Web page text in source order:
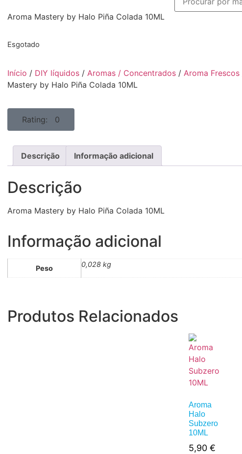
Aroma Mastery by Halo Piña Colada 10ML
Esgotado
Início / DIY líquidos / Aromas / Concentrados / Aroma Frescos
Mastery by Halo Piña Colada 10ML
Rating: 0
Descrição Informação adicional
Descrição
Aroma Mastery by Halo Piña Colada 10ML
Informação adicional
Peso 0,028 kg
Produtos Relacionados
Aroma
Halo
Subzero
10ML
5,90 €